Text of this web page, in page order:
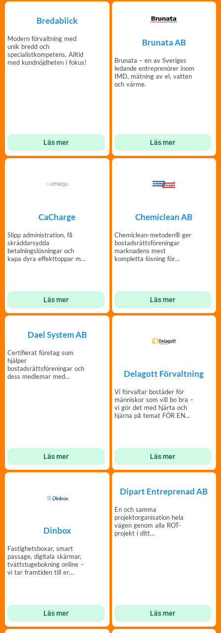
Bredablick
Modern förvaltning med
unik bredd och
specialistkompetens. Alltid
med kundnöjdheten i fokus!
Läs mer
Brunata AB
Brunata – en av Sveriges
ledande entreprenörer inom
IMD, mätning av el, vatten
och värme.
Läs mer
CaCharge
Slipp administration, få
skräddarsydda
betalningslösningar och
kapa dyra effekttoppar med
Läs mer
Chemiclean AB
Chemiclean-metoden® ger
bostadsrättsföreningar
marknadens mest
kompletta lösning för
Läs mer
Dael System AB
Certifierat företag som
hjälper
bostadsrättsföreningar och
dess medlemar med
Läs mer
Delagott Förvaltning
Vi förvaltar bostäder för
människor som vill bo bra –
vi gör det med hjärta och
hjärna på temat FÖR EN
Läs mer
Dinbox
Fastighetsboxar, smart
passage, digitala skärmar,
tvättstugebokning online –
vi tar framtiden till er
Läs mer
Dipart Entreprenad AB
En och samma
projektorganisation hela
vägen genom alla ROT-
projekt i ditt
Läs mer